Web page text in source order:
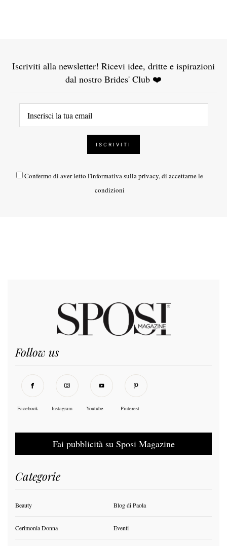
Iscriviti alla newsletter! Ricevi idee, dritte e ispirazioni
dal nostro Brides' Club ❤️
Confermo di aver letto l'informativa sulla privacy, di accettarne le
condizioni
Follow us
Facebook Instagram Youtube Pinterest
Fai pubblicità su Sposi Magazine
Categorie
Beauty Blog di Paola
Cerimonia Donna Eventi